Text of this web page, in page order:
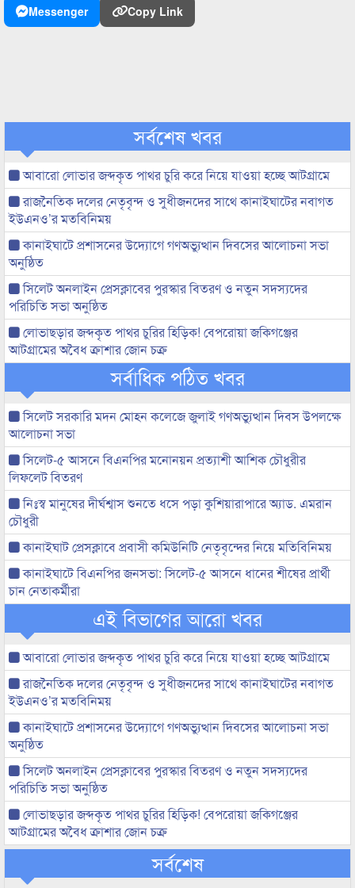
Messenger
Copy Link
সর্বশেষ খবর
আবারো লোভার জব্দকৃত পাথর চুরি করে নিয়ে যাওয়া হচ্ছে আটগ্রামে
রাজনৈতিক দলের নেতৃবৃন্দ ও সুধীজনদের সাথে কানাইঘাটের নবাগত
ইউএনও’র মতবিনিময়
কানাইঘাটে প্রশাসনের উদ্যোগে গণঅভ্যুত্থান দিবসের আলোচনা সভা
অনুষ্ঠিত
সিলেট অনলাইন প্রেসক্লাবের পুরস্কার বিতরণ ও নতুন সদস্যদের
পরিচিতি সভা অনুষ্ঠিত
লোভাছড়ার জব্দকৃত পাথর চুরির হিড়িক! বেপরোয়া জকিগঞ্জের
আটগ্রামের অবৈধ ক্রাশার জোন চক্র
সর্বাধিক পঠিত খবর
সিলেট সরকারি মদন মোহন কলেজে জুলাই গণঅভ্যুত্থান দিবস উপলক্ষে
আলোচনা সভা
সিলেট-৫ আসনে বিএনপির মনোনয়ন প্রত্যাশী আশিক চৌধুরীর
লিফলেট বিতরণ
নিঃস্ব মানুষের দীর্ঘশ্বাস শুনতে ধসে পড়া কুশিয়ারাপারে অ্যাড. এমরান
চৌধুরী
কানাইঘাট প্রেসক্লাবে প্রবাসী কমিউনিটি নেতৃবৃন্দের নিয়ে মতিবিনিময়
কানাইঘাটে বিএনপির জনসভা: সিলেট-৫ আসনে ধানের শীষের প্রার্থী
চান নেতাকর্মীরা
এই বিভাগের আরো খবর
আবারো লোভার জব্দকৃত পাথর চুরি করে নিয়ে যাওয়া হচ্ছে আটগ্রামে
রাজনৈতিক দলের নেতৃবৃন্দ ও সুধীজনদের সাথে কানাইঘাটের নবাগত
ইউএনও’র মতবিনিময়
কানাইঘাটে প্রশাসনের উদ্যোগে গণঅভ্যুত্থান দিবসের আলোচনা সভা
অনুষ্ঠিত
সিলেট অনলাইন প্রেসক্লাবের পুরস্কার বিতরণ ও নতুন সদস্যদের
পরিচিতি সভা অনুষ্ঠিত
লোভাছড়ার জব্দকৃত পাথর চুরির হিড়িক! বেপরোয়া জকিগঞ্জের
আটগ্রামের অবৈধ ক্রাশার জোন চক্র
সর্বশেষ